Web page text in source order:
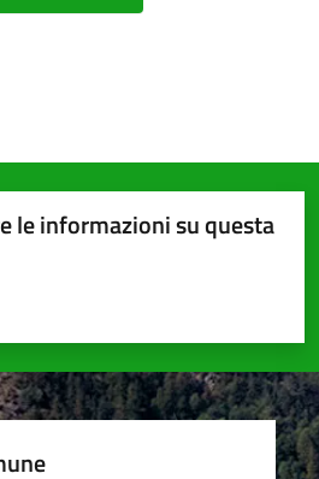
le informazioni su questa
stelle su 5
su 5
5